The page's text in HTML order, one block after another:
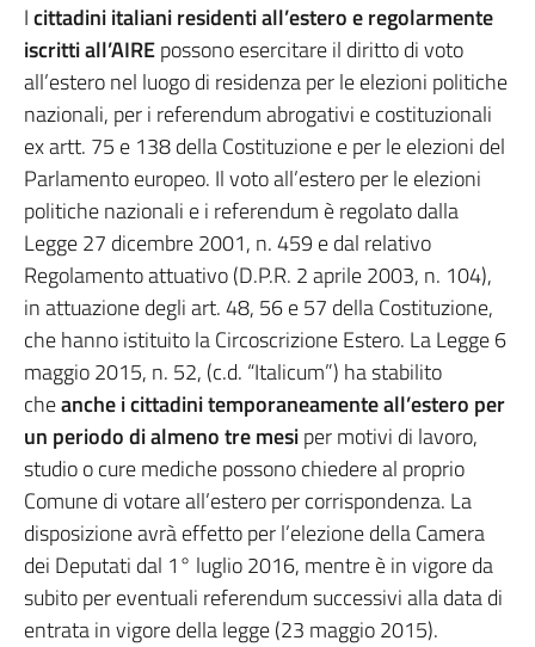
Icittadini italiani residenti all’estero e regolarmente
iscritti all’AIREpossono esercitare il diritto di voto
all’estero nel luogo di residenza per le elezioni politiche
nazionali, per i referendum abrogativi e costituzionali
ex artt. 75 e 138 della Costituzione e per le elezioni del
Parlamento europeo. Il voto all’estero per le elezioni
politiche nazionali e i referendum è regolato dalla
Legge 27 dicembre 2001, n. 459 e dal relativo
Regolamento attuativo (D.P.R. 2 aprile 2003, n. 104),
in attuazione degli art. 48, 56 e 57 della Costituzione,
che hanno istituito la Circoscrizione Estero. La Legge 6
maggio 2015, n. 52, (c.d. “Italicum”) ha stabilito
cheanche i cittadini temporaneamente all’estero per
un periodo di almeno tre mesiper motivi di lavoro,
studio o cure mediche possono chiedere al proprio
Comune di votare all’estero per corrispondenza. La
disposizione avrà effetto per l’elezione della Camera
dei Deputati dal 1° luglio 2016, mentre è in vigore da
subito per eventuali referendum successivi alla data di
entrata in vigore della legge (23 maggio 2015).